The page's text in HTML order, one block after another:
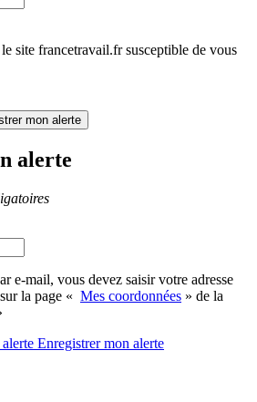
site francetravail.fr susceptible de vous
mon alerte
alerte
e-mail, vous devez saisir votre adresse
la page « Mes coordonnées » de la
Enregistrermon alerte